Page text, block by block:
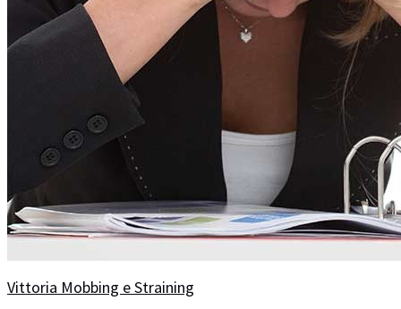
Vittoria Mobbing e Straining